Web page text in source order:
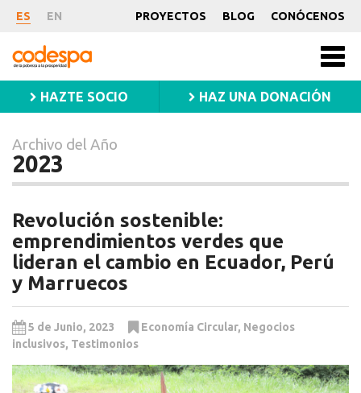
Archivo
Año
2023
ES EN PROYECTOS BLOG CONÓCENOS
CODESPA
HAZTE SOCIO HAZ UNA DONACIÓN
Archivo del Año
2023
Revolución sostenible:
emprendimientos verdes que
lideran el cambio en Ecuador, Perú
y Marruecos
5 de Junio, 2023 Economía Circular, Negocios
inclusivos, Testimonios